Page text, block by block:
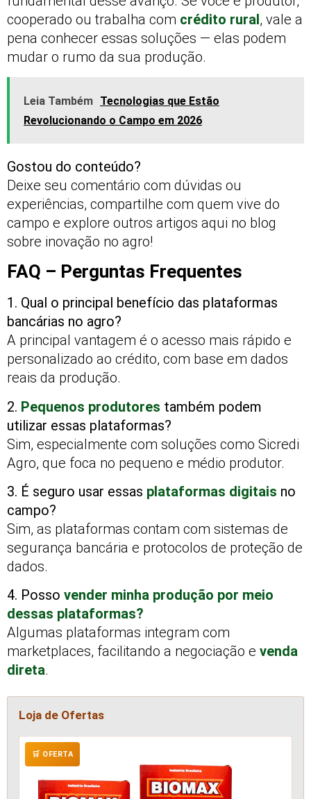
cooperado ou trabalha com crédito rural , vale a
pena conhecer essas soluções — elas podem
mudar o rumo da sua produção.
Leia Também Tecnologias que Estão
Revolucionando o Campo em 2026
Gostou do conteúdo?
Deixe seu comentário com dúvidas ou
experiências, compartilhe com quem vive do
campo e explore outros artigos aqui no blog
sobre inovação no agro!
FAQ – Perguntas Frequentes
1. Qual o principal benefício das plataformas
bancárias no agro?
A principal vantagem é o acesso mais rápido e
personalizado ao crédito, com base em dados
reais da produção.
2. Pequenos produtores também podem
utilizar essas plataformas?
Sim, especialmente com soluções como Sicredi
Agro, que foca no pequeno e médio produtor.
3. É seguro usar essas plataformas digitais no
campo?
Sim, as plataformas contam com sistemas de
segurança bancária e protocolos de proteção de
dados.
4. Posso vender minha produção por meio
dessas plataformas?
Algumas plataformas integram com
marketplaces, facilitando a negociação e venda
direta.
Loja de Ofertas
🛒 OFERTA